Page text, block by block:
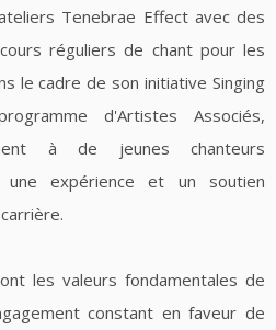
Tenebrae Effect avec des
réguliers de chant pour les
le cadre de son initiative Singing
d'Artistes Associés,
à de jeunes chanteurs
une expérience et un soutien
les valeurs fondamentales de
constant en faveur de